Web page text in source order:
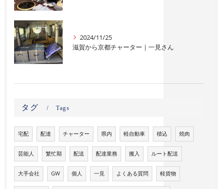
2024/11/25
滋賀から京都チャーター｜一見さん
タグ Tags
宅配 配達 チャーター 県内 軽自動車 積込 焼肉
芸能人 繁忙期 配送 配達業務 搬入 ルート配送
大手会社 GW 個人 一見 よくある質問 軽貨物